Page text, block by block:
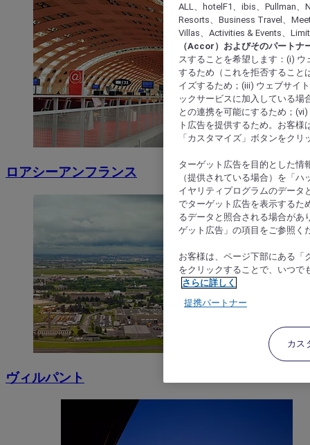
ロアシーアンフランス
ヴィルパント
ALL、hotelF1、ibis、Pullman
Resorts、Business Travel、
Villas、Activities & Events、
（Accor）およびそのパートナ
スすることを希望します：(i)
するため（これを拒否すること
イズするため；(iii) ウェブサイ
ックサービスに加入している場
との連携を可能にするため；
ト広告を提供するため。お客
「カスタマイズ」ボタンをク
ターゲット広告を目的とした情
（提供されている場合）を「
イヤリティプログラムのデータ
でターゲット広告を表示するた
るデータと照合される場合があ
ゲット広告」の項目をご参照く
お客様は、ページ下部にある「
をクリックすることで、いつで
さらに詳しく
提携パートナー
カス